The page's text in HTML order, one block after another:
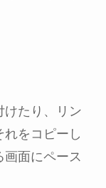
けたり、リン
をコピーし
画面にペース